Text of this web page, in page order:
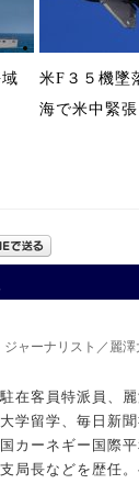
米F３５機
海で米中緊張
ジャーナリスト／麗
在客員特派員、
学留学、毎日新
カーネギー国際
局長などを歴任